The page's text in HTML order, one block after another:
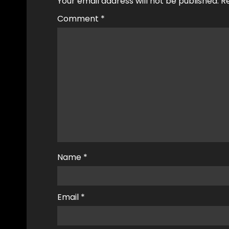
Comment *
Name *
Email *